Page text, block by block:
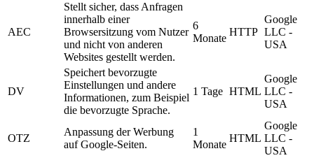
AEC
Stellt sicher, dass Anfragen
innerhalb einer
Browsersitzung vom Nutzer
und nicht von anderen
Websites gestellt werden.
6
Monate
HTTP
Google
LLC -
USA
DV
Speichert bevorzugte
Einstellungen und andere
Informationen, zum Beispiel
die bevorzugte Sprache.
1 Tage HTML
Google
LLC -
USA
OTZ
Anpassung der Werbung
auf Google-Seiten.
1
Monate
HTML
Google
LLC -
USA